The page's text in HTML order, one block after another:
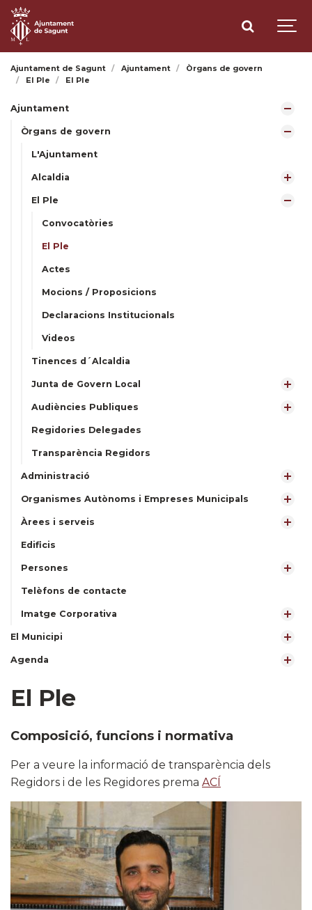
Ajuntament de Sagunt Ajuntament
Òrgans de govern
El Ple
El Ple
Ajuntament
Òrgans de govern
L'Ajuntament
Alcaldia
El Ple
Convocatòries
El Ple
Actes
Mocions / Proposicions
Declaracions Institucionals
Videos
Tinences d´Alcaldia
Junta de Govern Local
Audiències Publiques
Regidories Delegades
Transparència Regidors
Administració
Organismes Autònoms i Empreses Municipals
Àrees i serveis
Edificis
Persones
Telèfons de contacte
Imatge Corporativa
El Municipi
Agenda
El Ple
Composició, funcions i normativa
Per a veure la informació de transparència dels
Regidors i de les Regidores prema ACÍ